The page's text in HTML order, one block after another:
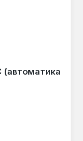
(автоматика